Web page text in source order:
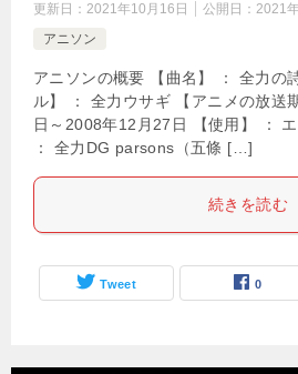
更新日： 2021年10月16日 公開日： 2021
アニソン
アニソンの概要 【曲名】 ： 全力の
ル】 ： 全力ウサギ 【アニメの放送
日～2008年12月27日 【使用】 ： エ
： 全力DG parsons（五條 […]
続きを読む
Tweet 0